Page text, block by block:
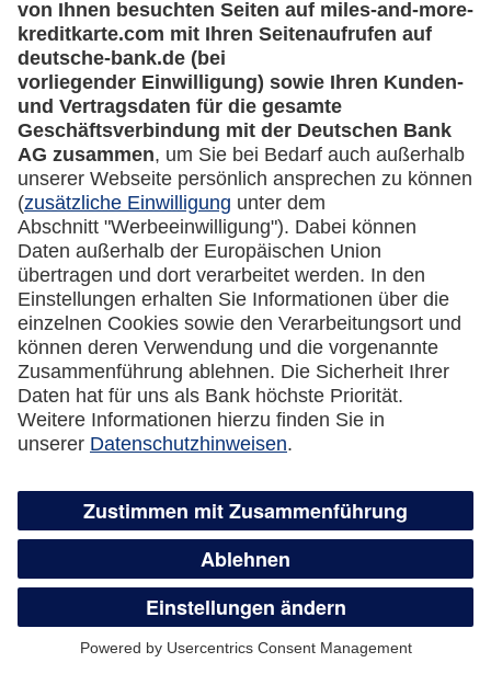
Credit Card sofort sperren, wenn ich einen
Kartenumsatz nicht zuordnen kann?
Ich möchte meine Karte sperren - was muss
ich tun?
Bekomme ich nach Sperrung meiner
Kreditkarte automatisch eine neue Karte
zugesandt?
Was passiert mit dem Guthaben auf der
gesperrten Kreditkarte?
Wie kündige ich meine Lufthansa Miles &
More Credit Card?
Guthabenauszahlung und flexible
Teilzahlung
Wie funktioniert der Überweisungsservice?
Was ist der Unterschied zwischen